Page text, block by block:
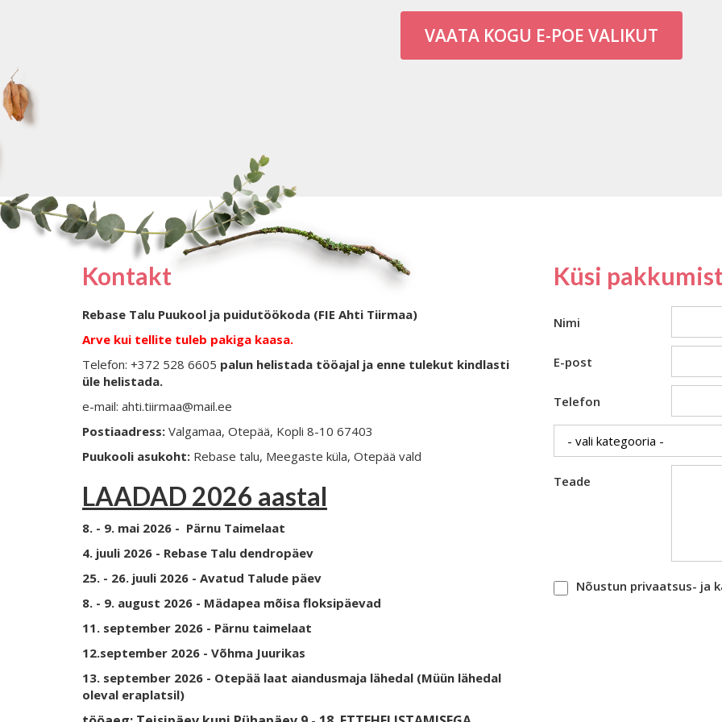
VAATA KOGU E-POE VALIKUT
Kontakt
Rebase Talu Puukool ja puidutöökoda (FIE Ahti Tiirmaa)
Arve kui tellite tuleb pakiga kaasa.
Telefon: +372 528 6605 palun helistada tööajal ja enne tulekut kindlasti
üle helistada.
e-mail: ahti.tiirmaa@mail.ee
Postiaadress: Valgamaa, Otepää, Kopli 8-10 67403
Puukooli asukoht: Rebase talu, Meegaste küla, Otepää vald
LAADAD 2026 aastal
8. - 9. mai 2026 - Pärnu Taimelaat
4. juuli 2026 - Rebase Talu dendropäev
25. - 26. juuli 2026 - Avatud Talude päev
8. - 9. august 2026 - Mädapea mõisa floksipäevad
11. september 2026 - Pärnu taimelaat
12.september 2026 - Võhma Juurikas
13. september 2026 - Otepää laat aiandusmaja lähedal (Müün lähedal
oleval eraplatsil)
Küsi
Nimi
E-post
Telefon
Teade
Nõustun privaatsus- ja